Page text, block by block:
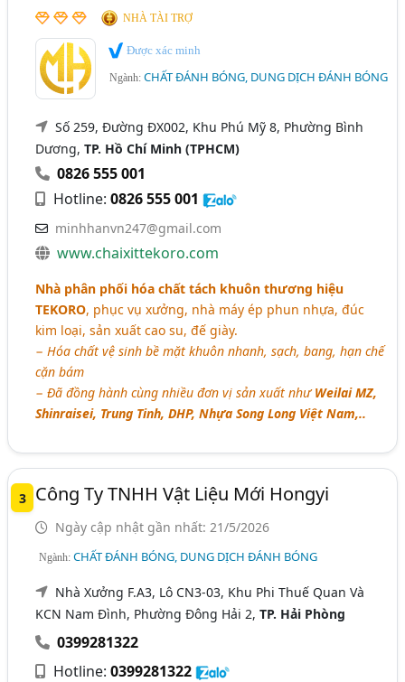
NHÀ TÀI TRỢ
Được xác minh
Ngành:CHẤT ĐÁNH BÓNG, DUNG DỊCH ĐÁNH BÓNG
Số 259, Đường ĐX002, Khu Phú Mỹ 8, Phường Bình
Dương,TP. Hồ Chí Minh (TPHCM)
0826 555 001
Hotline:0826 555 001
minhhanvn247@gmail.com
www.chaixittekoro.com
Nhà phân phối hóa chất tách khuôn thương hiệu
TEKORO, phục vụ xưởng, nhà máy ép phun nhựa, đúc
kim loại, sản xuất cao su, đế giày.
−Hóa chất vệ sinh bề mặt khuôn nhanh, sạch, bang, hạn chế
cặn bám
− Đã đồng hành cùng nhiều đơn vị sản xuất nhưWeilai MZ,
Shinraisei, Trung Tinh, DHP, Nhựa Song Long Việt Nam,..
3 Công Ty TNHH Vật Liệu Mới Hongyi
Ngày cập nhật gần nhất: 21/5/2026
Ngành:CHẤT ĐÁNH BÓNG, DUNG DỊCH ĐÁNH BÓNG
Nhà Xưởng F.A3, Lô CN3-03, Khu Phi Thuế Quan Và
KCN Nam Đình, Phường Đông Hải 2,TP. Hải Phòng
0399281322
Hotline:0399281322